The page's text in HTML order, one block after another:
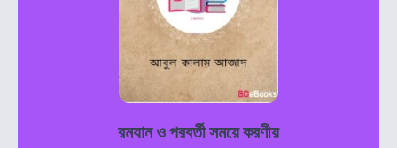
রমযান ও পরবর্তী সময়ে করণীয়